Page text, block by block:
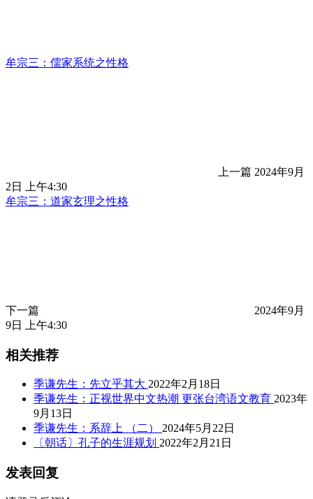
牟宗三：儒家系统之性格
上一篇 2024年9月
2日 上午4:30
牟宗三：道家玄理之性格
下一篇
2024年9月
9日 上午4:30
相关推荐
季谦先生：先立乎其大 2022年2月18日
季谦先生：正视世界中文热潮 更张台湾语文教育 2023年
9月13日
季谦先生：系辞上 （二）
2024年5月22日
〔朝话〕孔子的生涯规划 2022年2月21日
发表回复